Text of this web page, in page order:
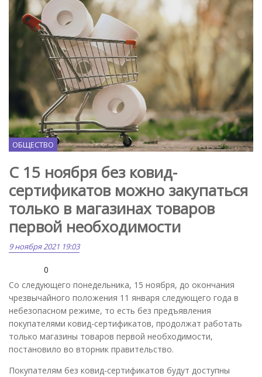
ОБЩЕСТВО
C 15 ноября без ковид-
сертификатов можно закупаться
только в магазинах товаров
первой необходимости
9 ноября 2021 19:03
0
Со следующего понедельника, 15 ноября, до окончания
чрезвычайного положения 11 января следующего года в
небезопасном режиме, то есть без предъявления
покупателями ковид-сертификатов, продолжат работать
только магазины товаров первой необходимости,
постановило во вторник правительство.
Покупателям без ковид-сертификатов будут доступны